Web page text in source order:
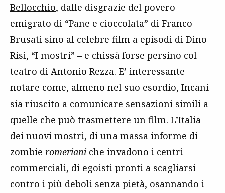
Bellocchio, dalle disgrazie del povero
emigrato di “Pane e cioccolata” di Franco
Brusati sino al celebre film a episodi di Dino
Risi, “I mostri” – e chissà forse persino col
teatro di Antonio Rezza. E’ interessante
notare come, almeno nel suo esordio, Incani
sia riuscito a comunicare sensazioni simili a
quelle che può trasmettere un film. L’Italia
dei nuovi mostri, di una massa informe di
zombie romeriani che invadono i centri
commerciali, di egoisti pronti a scagliarsi
contro i più deboli senza pietà, osannando i